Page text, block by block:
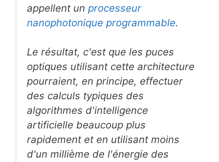
appellent un processeur
nanophotonique programmable.
Le résultat, c'est que les puces
optiques utilisant cette architecture
pourraient, en principe, effectuer
des calculs typiques des
algorithmes d'intelligence
artificielle beaucoup plus
rapidement et en utilisant moins
d'un millième de l'énergie des